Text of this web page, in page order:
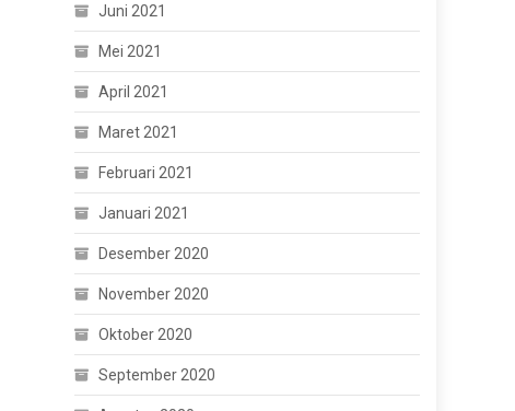
Juni 2021
Mei 2021
April 2021
Maret 2021
Februari 2021
Januari 2021
Desember 2020
November 2020
Oktober 2020
September 2020